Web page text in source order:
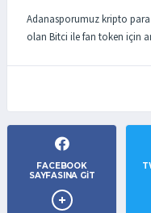
Adanasporumuz kripto para
olan Bitci ile fan token için
FACEBOOK
SAYFASINA GIT